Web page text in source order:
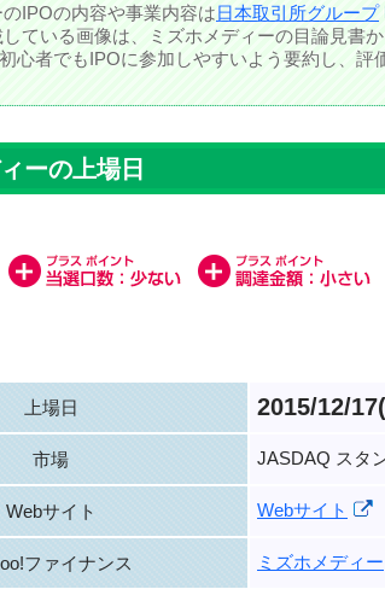
IPOの内容や事業内容は日本取引所グループ
ている画像は、ミズホメディーの目論見書か
心者でもIPOに参加しやすいよう要約し、評
ーの上場日
上場日 2015/12/
市場 JASDAQ スタ
Webサイト Webサイト
ファイナンス ミズホメディー